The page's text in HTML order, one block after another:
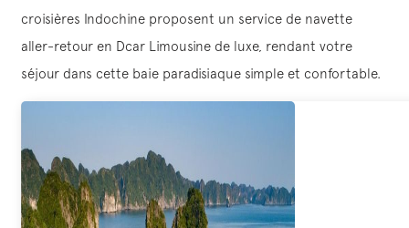
croisières Indochine proposent un service de navette
aller-retour en Dcar Limousine de luxe, rendant votre
séjour dans cette baie paradisiaque simple et confortable.